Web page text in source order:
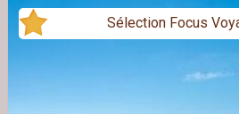
Sélection Focus